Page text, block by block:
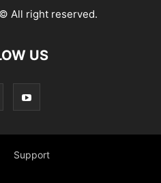
All right reserved.
US
Support